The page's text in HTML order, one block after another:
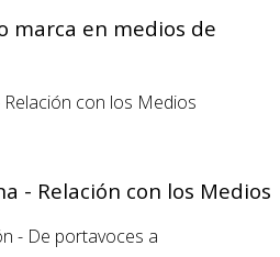
marca en medios de
- Relación con los Medios